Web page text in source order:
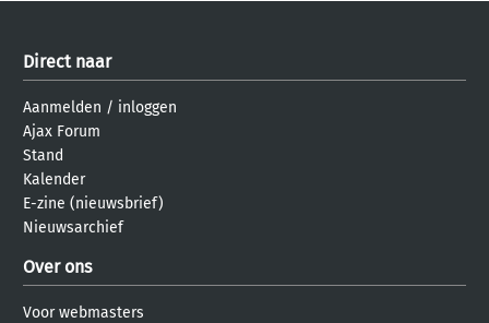
Direct naar
Aanmelden / inloggen
Ajax Forum
Stand
Kalender
E-zine (nieuwsbrief)
Nieuwsarchief
Over ons
Voor webmasters